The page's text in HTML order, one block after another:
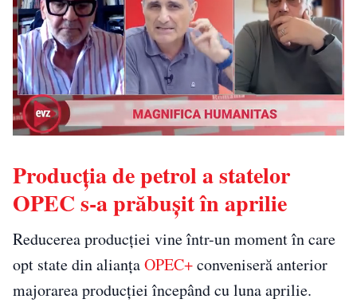
Producția de petrol a statelor
OPEC s-a prăbușit în aprilie
Reducerea producției vine într-un moment în care
opt state din alianțaOPEC+conveniseră anterior
majorarea producției începând cu luna aprilie.